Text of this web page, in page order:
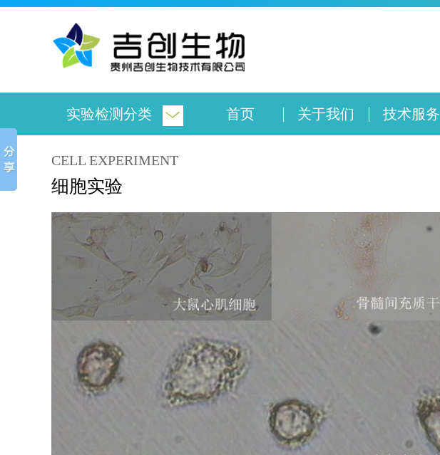
实验检测分类 首页 关于我们 技术服务
CELL EXPERIMENT
细胞实验